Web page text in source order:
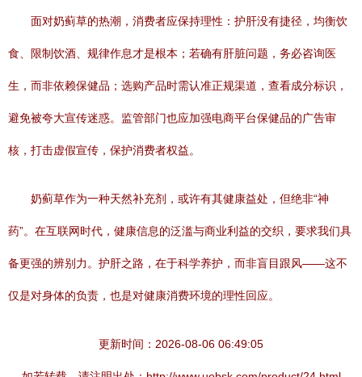
面对奶蓟草的热潮，消费者应保持理性：护肝没有捷径，均衡饮
食、限制饮酒、规律作息才是根本；若确有肝脏问题，务必咨询医
生，而非依赖保健品；选购产品时需认准正规渠道，查看成分标识，
避免被夸大宣传迷惑。监管部门也应加强电商平台保健品的广告审
核，打击虚假宣传，保护消费者权益。
奶蓟草作为一种天然补充剂，或许有其健康益处，但绝非“神
药”。在互联网时代，健康信息的泛滥与商业利益的交织，要求我们具
备更强的辨别力。护肝之路，在于科学养护，而非盲目跟风——这不
仅是对身体的负责，也是对健康消费环境的理性回应。
更新时间：2026-08-06 06:49:05